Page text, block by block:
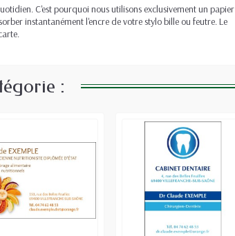
C'est pourquoi nous utilisons exclusivement un papier
instantanément l'encre de votre stylo bille ou feutre. Le
: